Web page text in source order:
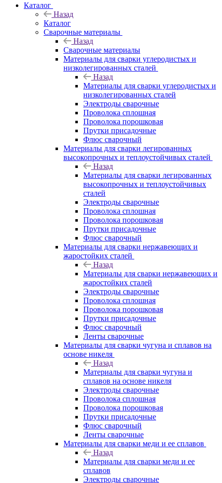
Каталог
Назад
Каталог
Сварочные материалы
Назад
Сварочные материалы
Материалы для сварки углеродистых и
низколегированных сталей
Назад
Материалы для сварки углеродистых и
низколегированных сталей
Электроды сварочные
Проволока сплошная
Проволока порошковая
Прутки присадочные
Флюс сварочный
Материалы для сварки легированных
высокопрочных и теплоустойчивых сталей
Назад
Материалы для сварки легированных
высокопрочных и теплоустойчивых
сталей
Электроды сварочные
Проволока сплошная
Проволока порошковая
Прутки присадочные
Флюс сварочный
Материалы для сварки нержавеющих и
жаростойких сталей
Назад
Материалы для сварки нержавеющих и
жаростойких сталей
Электроды сварочные
Проволока сплошная
Проволока порошковая
Прутки присадочные
Флюс сварочный
Ленты сварочные
Материалы для сварки чугуна и сплавов на
основе никеля
Назад
Материалы для сварки чугуна и
сплавов на основе никеля
Электроды сварочные
Проволока сплошная
Проволока порошковая
Прутки присадочные
Флюс сварочный
Ленты сварочные
Материалы для сварки меди и ее сплавов
Назад
Материалы для сварки меди и ее
сплавов
Электроды сварочные